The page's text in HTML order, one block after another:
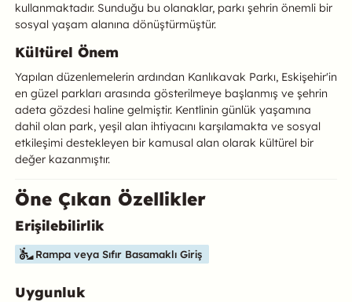
kullanmaktadır. Sunduğu bu olanaklar, parkı şehrin önemli bir
sosyal yaşam alanına dönüştürmüştür.
Kültürel Önem
Yapılan düzenlemelerin ardından Kanlıkavak Parkı, Eskişehir'in
en güzel parkları arasında gösterilmeye başlanmış ve şehrin
adeta gözdesi haline gelmiştir. Kentlinin günlük yaşamına
dahil olan park, yeşil alan ihtiyacını karşılamakta ve sosyal
etkileşimi destekleyen bir kamusal alan olarak kültürel bir
değer kazanmıştır.
Öne Çıkan Özellikler
Bu mekanın öne çıkan özelliklerini aşağıda bulabilirsiniz.
Erişilebilirlik
Rampa veya Sıfır Basamaklı Giriş
Uygunluk